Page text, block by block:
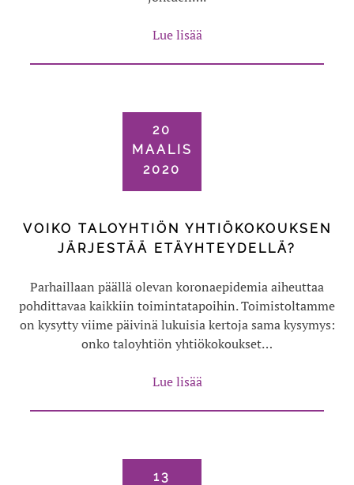
Lue lisää
20
MAALIS
2020
VOIKO TALOYHTIÖN YHTIÖKOKOUKSEN
JÄRJESTÄÄ ETÄYHTEYDELLÄ?
Parhaillaan päällä olevan koronaepidemia aiheuttaa
pohdittavaa kaikkiin toimintatapoihin. Toimistoltamme
on kysytty viime päivinä lukuisia kertoja sama kysymys:
onko taloyhtiön yhtiökokoukset…
Lue lisää
13